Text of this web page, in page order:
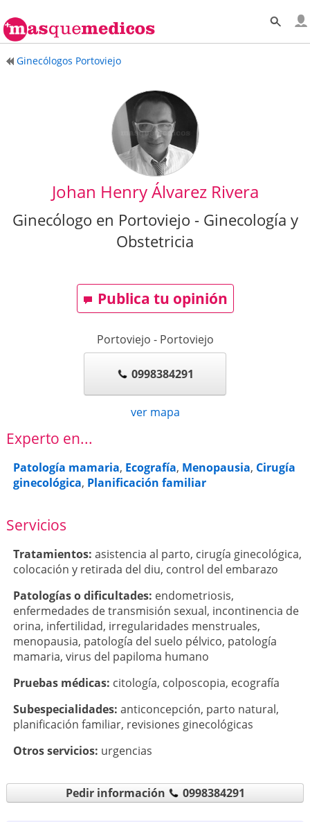
Ginecólogos Portoviejo
Johan Henry Álvarez Rivera
Ginecólogo en Portoviejo - Ginecología y
Obstetricia
Publica tu opinión
Portoviejo - Portoviejo
0998384291
ver mapa
Experto en...
Patología mamaria, Ecografía, Menopausia, Cirugía
ginecológica, Planificación familiar
Servicios
Tratamientos: asistencia al parto, cirugía ginecológica,
colocación y retirada del diu, control del embarazo
Patologí­as o dificultades: endometriosis,
enfermedades de transmisión sexual, incontinencia de
orina, infertilidad, irregularidades menstruales,
menopausia, patología del suelo pélvico, patología
mamaria, virus del papiloma humano
Pruebas médicas: citología, colposcopia, ecografía
Subespecialidades: anticoncepción, parto natural,
planificación familiar, revisiones ginecológicas
Otros servicios: urgencias
Pedir información 0998384291